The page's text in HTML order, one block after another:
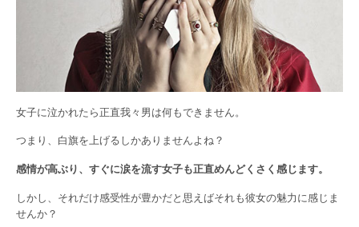
女子に泣かれたら正直我々男は何もできません。
つまり、白旗を上げるしかありませんよね？
感情が高ぶり、すぐに涙を流す女子も正直めんどくさく感じます。
しかし、それだけ感受性が豊かだと思えばそれも彼女の魅力に感じま
せんか？